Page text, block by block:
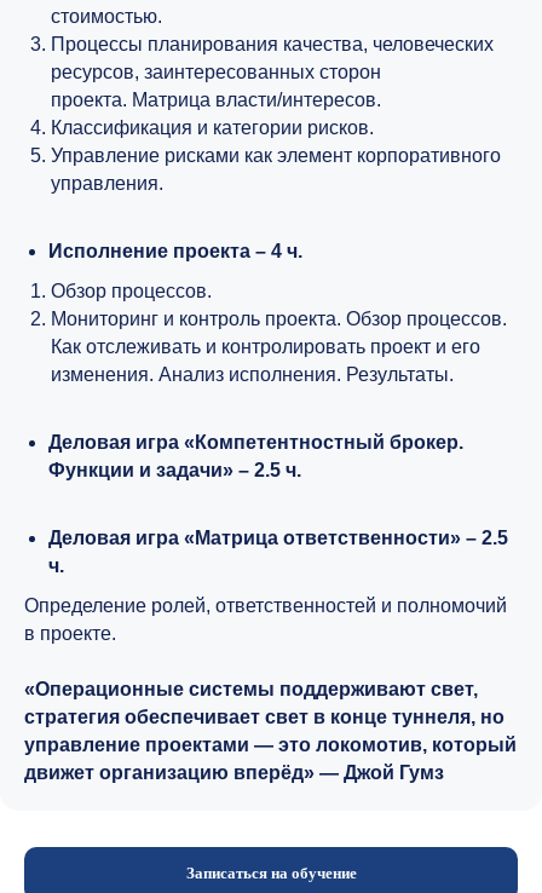
стоимостью.
Процессы планирования качества, человеческих
ресурсов, заинтересованных сторон
проекта. Матрица власти/интересов.
Классификация и категории рисков.
Управление рисками как элемент корпоративного
управления.
Исполнение проекта – 4 ч.
Обзор процессов.
Мониторинг и контроль проекта. Обзор процессов.
Как отслеживать и контролировать проект и его
изменения. Анализ исполнения. Результаты.
Деловая игра «Компетентностный брокер.
Функции и задачи» – 2.5 ч.
Деловая игра «Матрица ответственности» – 2.5
ч.
Определение ролей, ответственностей и полномочий
в проекте.
«Операционные системы поддерживают свет,
стратегия обеспечивает свет в конце туннеля, но
управление проектами — это локомотив, который
движет организацию вперёд» — Джой Гумз
Записаться на обучение